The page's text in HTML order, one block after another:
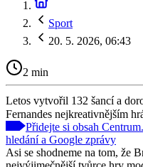
Sport
20. 5. 2026, 06:43
2 min
Letos vytvořil 132 šancí a
Fernandes nejkreativnějším
Přidejte si obsah
hledání a Google zprávy
Asi se shodneme na tom, že